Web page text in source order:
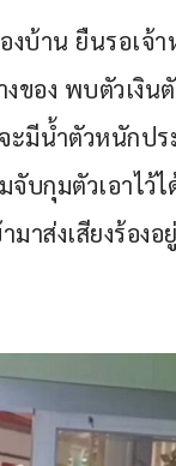
งบ้าน ยืนรอเจ้
ของ พบตัวเงิน
ะมีน้ำตัวหนักป
บกุมตัวเอาไว้
าส่งเสียงร้องอ